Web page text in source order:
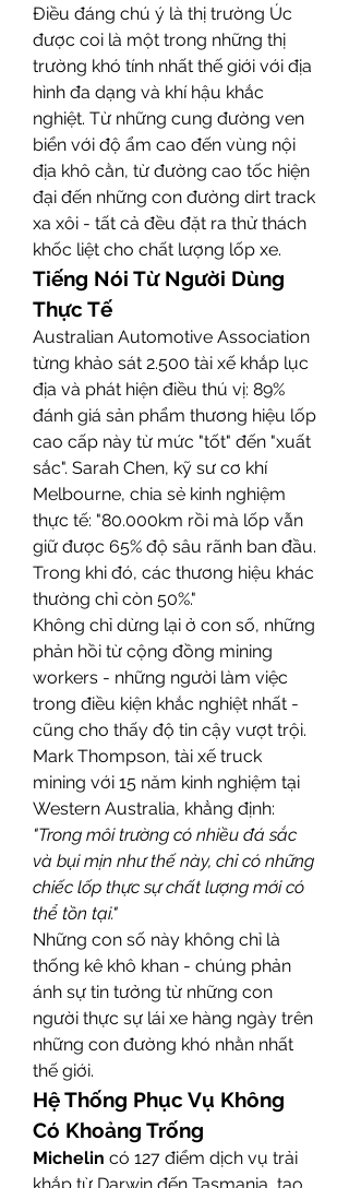
Điều đáng chú ý là thị trường Úc
được coi là một trong những thị
trường khó tính nhất thế giới với địa
hình đa dạng và khí hậu khắc
nghiệt. Từ những cung đường ven
biển với độ ẩm cao đến vùng nội
địa khô cằn, từ đường cao tốc hiện
đại đến những con đường dirt track
xa xôi - tất cả đều đặt ra thử thách
khốc liệt cho chất lượng lốp xe.
Tiếng Nói Từ Người Dùng
Thực Tế
Australian Automotive Association
từng khảo sát 2.500 tài xế khắp lục
địa và phát hiện điều thú vị: 89%
đánh giá sản phẩm thương hiệu lốp
cao cấp này từ mức "tốt" đến "xuất
sắc". Sarah Chen, kỹ sư cơ khí
Melbourne, chia sẻ kinh nghiệm
thực tế: "80.000km rồi mà lốp vẫn
giữ được 65% độ sâu rãnh ban đầu.
Trong khi đó, các thương hiệu khác
thường chỉ còn 50%."
Không chỉ dừng lại ở con số, những
phản hồi từ cộng đồng mining
workers - những người làm việc
trong điều kiện khắc nghiệt nhất -
cũng cho thấy độ tin cậy vượt trội.
Mark Thompson, tài xế truck
mining với 15 năm kinh nghiệm tại
"Trong môi trường có nhiều đá sắc
và bụi mịn như thế này, chỉ có những
chiếc lốp thực sự chất lượng mới có
thể tồn tại."
Những con số này không chỉ là
thống kê khô khan - chúng phản
ánh sự tin tưởng từ những con
người thực sự lái xe hàng ngày trên
những con đường khó nhằn nhất
thế giới.
Hệ Thống Phục Vụ Không
Có Khoảng Trống
Michelin có 127 điểm dịch vụ trải